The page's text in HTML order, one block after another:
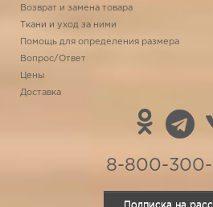
Возврат и замена товара
Ткани и уход за ними
Помощь для определения размера
Вопрос/Ответ
Цены
Доставка
8-800-300-
Подписка на